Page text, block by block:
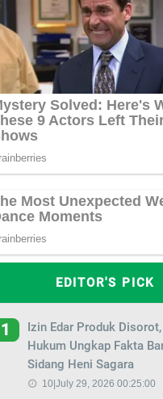
EDITOR'S PICK
1
Izin Edar Produk
Hukum Ungkap Fakta
Sidang Heni Sagara
10|July 29, 2026 00:25:00